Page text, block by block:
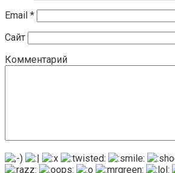
Email *
Сайт
Комментарий